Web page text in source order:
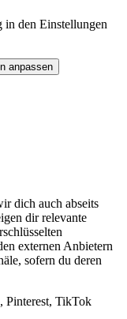
den Einstellungen
anpassen
dich auch abseits
dir relevante
externen Anbietern
sofern du deren
Pinterest, TikTok